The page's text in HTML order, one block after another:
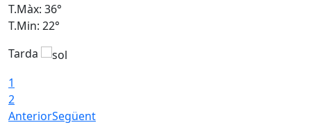
T.Màx: 36°
T.Min: 22°
Tarda
1
2
AnteriorSegüent